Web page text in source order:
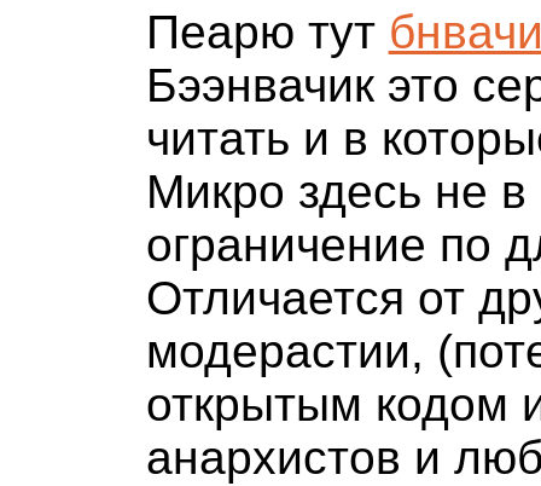
Пеарю тут
Бээнвачик это
читать и в
Микро здесь не
ограничение по
Отличается от
модерастии,
открытым кодом
анархистов и